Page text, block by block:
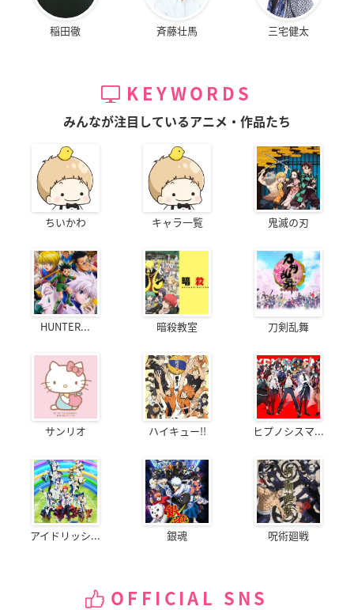
稲田徹 斉藤壮馬 三宅健太
KEYWORDS
みんなが注目しているアニメ・作品たち
ちいかわ キャラ一覧 鬼滅の刃
HUNTER... 暗殺教室 刀剣乱舞
サンリオ ハイキュー!! ヒプノシスマ...
アイドリッシ... 銀魂 呪術廻戦
OFFICIAL SNS